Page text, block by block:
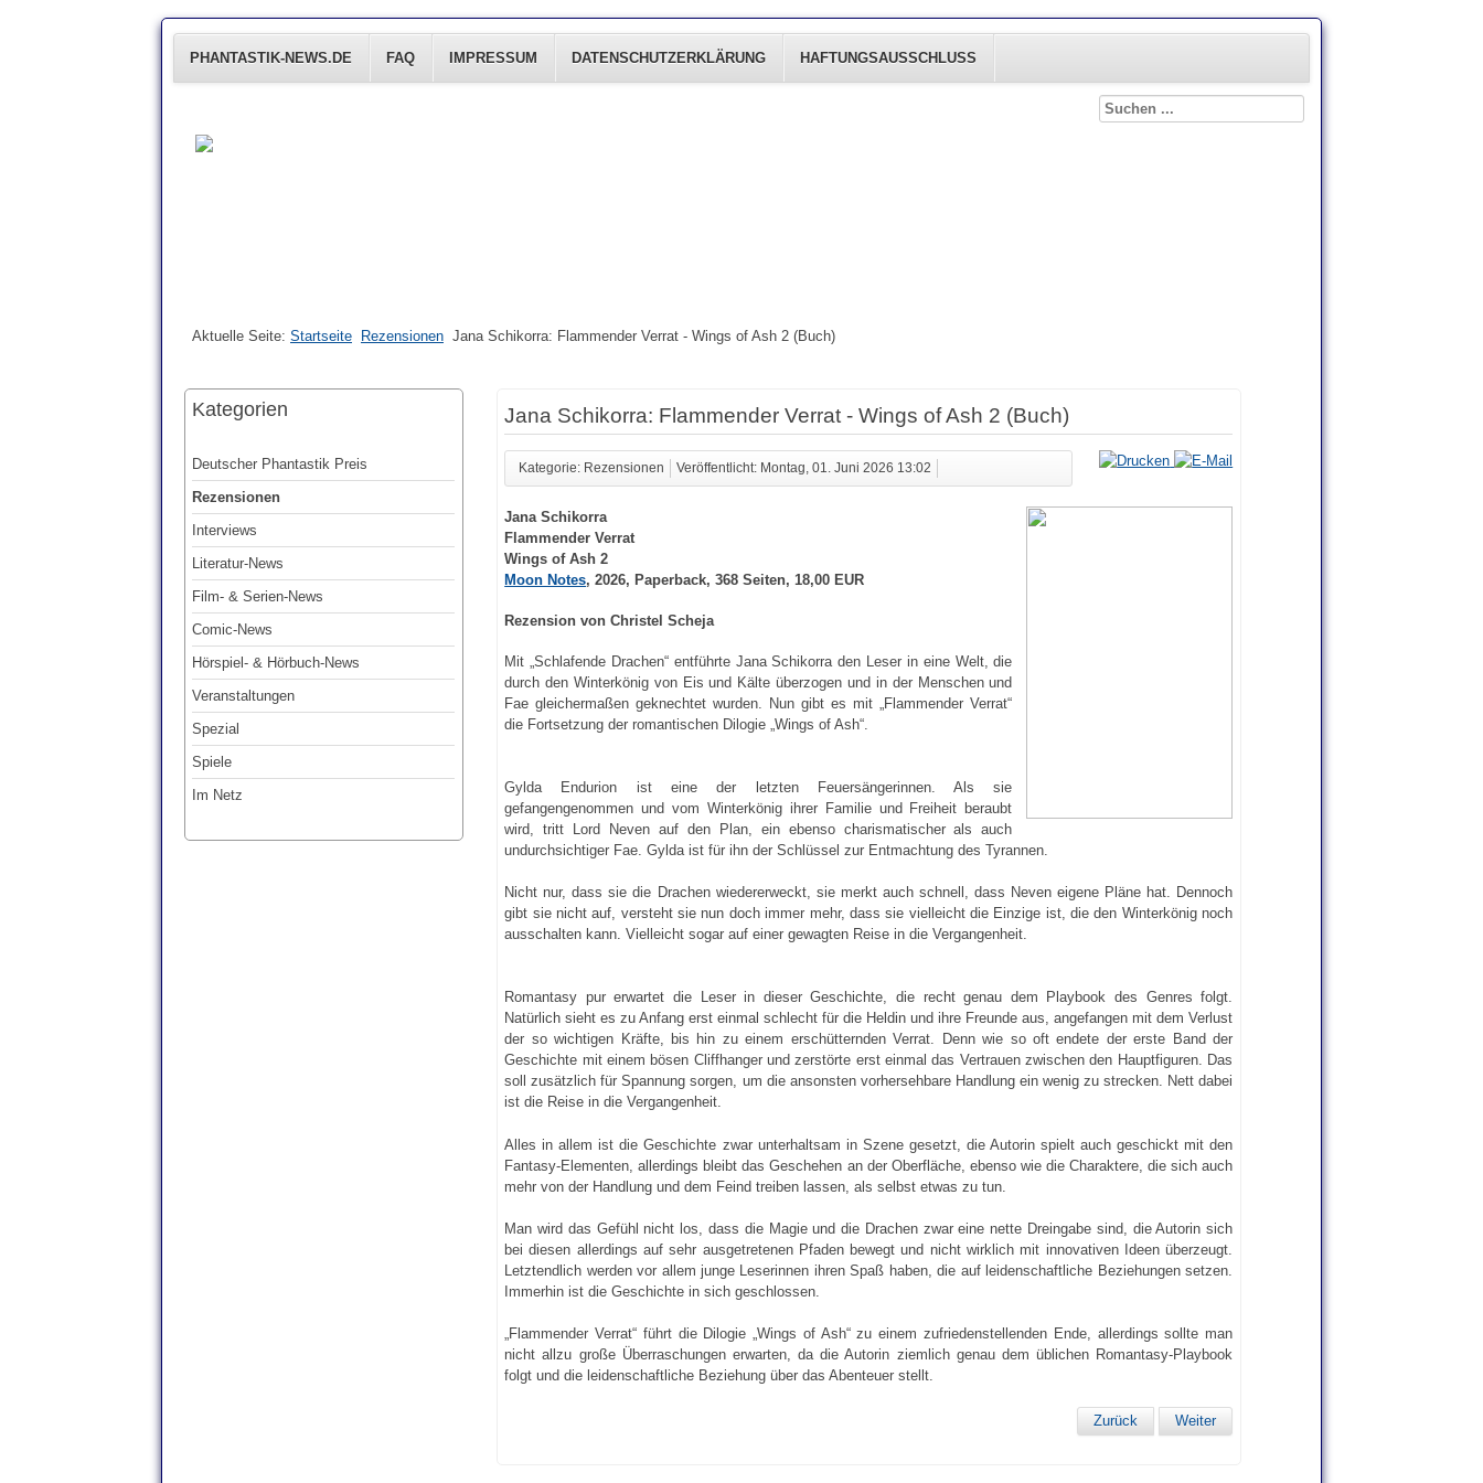
PHANTASTIK-NEWS.DE FAQ IMPRESSUM DATENSCHUTZERKLÄRUNG HAFTUNGSAUSSCHLUSS
Aktuelle Seite: Startseite Rezensionen Jana Schikorra: Flammender Verrat - Wings of Ash 2 (Buch)
Kategorien
Deutscher Phantastik Preis
Rezensionen
Interviews
Literatur-News
Film- & Serien-News
Comic-News
Hörspiel- & Hörbuch-News
Veranstaltungen
Spezial
Spiele
Im Netz
Jana Schikorra: Flammender Verrat - Wings of Ash 2 (Buch)
Kategorie: Rezensionen Veröffentlicht: Montag, 01. Juni 2026 13:02
Jana Schikorra
Flammender Verrat
Wings of Ash 2
Moon Notes, 2026, Paperback, 368 Seiten, 18,00 EUR
Rezension von Christel Scheja
Mit „Schlafende Drachen“ entführte Jana Schikorra den Leser in eine Welt, die
durch den Winterkönig von Eis und Kälte überzogen und in der Menschen und
Fae gleichermaßen geknechtet wurden. Nun gibt es mit „Flammender Verrat“
die Fortsetzung der romantischen Dilogie „Wings of Ash“.
Gylda Endurion ist eine der letzten Feuersängerinnen. Als sie
gefangengenommen und vom Winterkönig ihrer Familie und Freiheit beraubt
wird, tritt Lord Neven auf den Plan, ein ebenso charismatischer als auch
undurchsichtiger Fae. Gylda ist für ihn der Schlüssel zur Entmachtung des Tyrannen.
Nicht nur, dass sie die Drachen wiedererweckt, sie merkt auch schnell, dass Neven eigene Pläne hat. Dennoch
gibt sie nicht auf, versteht sie nun doch immer mehr, dass sie vielleicht die Einzige ist, die den Winterkönig noch
ausschalten kann. Vielleicht sogar auf einer gewagten Reise in die Vergangenheit.
Romantasy pur erwartet die Leser in dieser Geschichte, die recht genau dem Playbook des Genres folgt.
Natürlich sieht es zu Anfang erst einmal schlecht für die Heldin und ihre Freunde aus, angefangen mit dem Verlust
der so wichtigen Kräfte, bis hin zu einem erschütternden Verrat. Denn wie so oft endete der erste Band der
Geschichte mit einem bösen Cliffhanger und zerstörte erst einmal das Vertrauen zwischen den Hauptfiguren. Das
soll zusätzlich für Spannung sorgen, um die ansonsten vorhersehbare Handlung ein wenig zu strecken. Nett dabei
ist die Reise in die Vergangenheit.
Alles in allem ist die Geschichte zwar unterhaltsam in Szene gesetzt, die Autorin spielt auch geschickt mit den
Fantasy-Elementen, allerdings bleibt das Geschehen an der Oberfläche, ebenso wie die Charaktere, die sich auch
mehr von der Handlung und dem Feind treiben lassen, als selbst etwas zu tun.
Man wird das Gefühl nicht los, dass die Magie und die Drachen zwar eine nette Dreingabe sind, die Autorin sich
bei diesen allerdings auf sehr ausgetretenen Pfaden bewegt und nicht wirklich mit innovativen Ideen überzeugt.
Letztendlich werden vor allem junge Leserinnen ihren Spaß haben, die auf leidenschaftliche Beziehungen setzen.
Immerhin ist die Geschichte in sich geschlossen.
„Flammender Verrat“ führt die Dilogie „Wings of Ash“ zu einem zufriedenstellenden Ende, allerdings sollte man
nicht allzu große Überraschungen erwarten, da die Autorin ziemlich genau dem üblichen Romantasy-Playbook
folgt und die leidenschaftliche Beziehung über das Abenteuer stellt.
Zurück Weiter